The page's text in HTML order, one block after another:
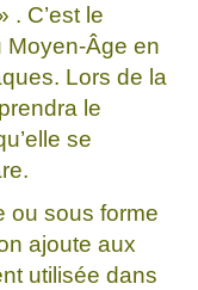
. C’est le
Moyen-Âge en
Lors de la
le
se
ou sous forme
ajoute aux
utilisée dans